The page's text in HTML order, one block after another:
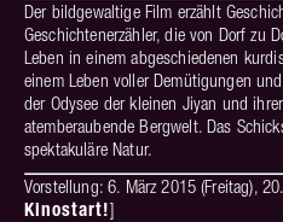
Der bildgewaltige Film erzählt
Geschichtenerzähler, die von Dorf zu
Leben in einem abgeschiedenen
einem Leben voller Demütigungen
der Odysee der kleinen Jiyan und
atemberaubende Bergwelt. Das
spektakuläre Natur.
Vorstellung: 6. März 2015 (Freitag),
Kinostart!]